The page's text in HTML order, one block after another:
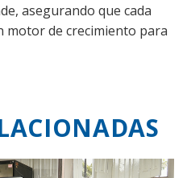
asegurando que cada
motor de crecimiento para